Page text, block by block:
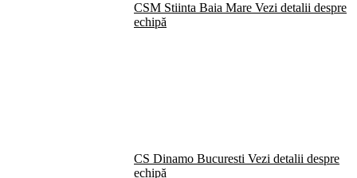
CSM Stiinta Baia Mare Vezi detalii despre
echipă
CS Dinamo Bucuresti Vezi detalii despre
echipă